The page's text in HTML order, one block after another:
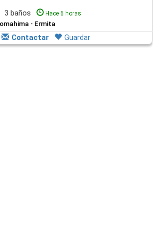
3 baños Hace 6 horas
- Ermita
Contactar Guardar